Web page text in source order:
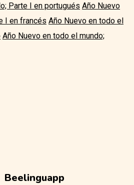
Parte I en portugués Año Nuevo
I en francés Año Nuevo en todo el
Año Nuevo en todo el mundo;
Beelinguapp